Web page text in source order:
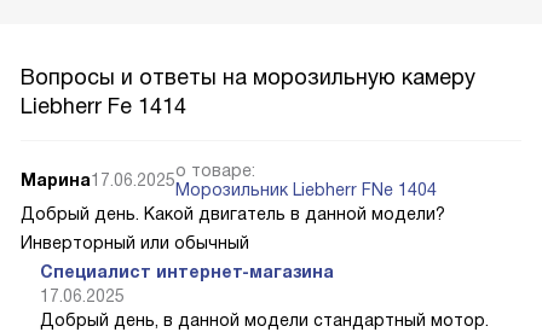
Вопросы и ответы на морозильную камеру
Liebherr Fe 1414
Марина17.06.2025о товаре:
Морозильник Liebherr FNe 1404
Добрый день. Какой двигатель в данной модели?
Инверторный или обычный
Специалист интернет-магазина
17.06.2025
Добрый день, в данной модели стандартный мотор.